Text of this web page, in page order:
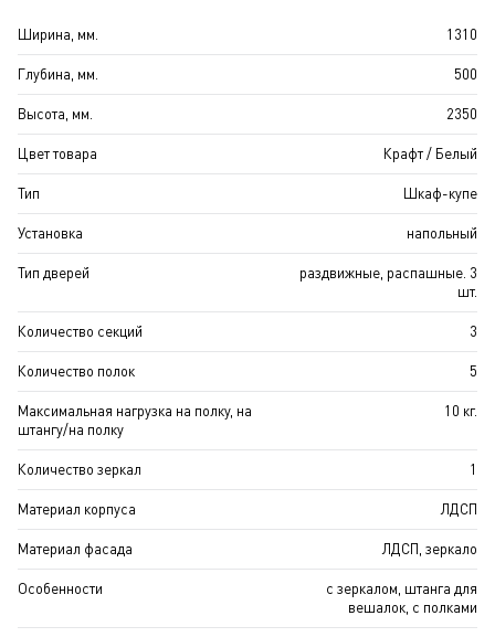
Ширина, мм. 1310
Глубина, мм. 500
Высота, мм. 2350
Цвет товара Крафт / Белый
Тип Шкаф-купе
Установка напольный
Тип дверей
раздвижные, распашные. 3
шт.
Количество секций 3
Количество полок 5
Максимальная нагрузка на полку, на
штангу/на полку
10 кг.
Количество зеркал 1
Материал корпуса ЛДСП
Материал фасада ЛДСП, зеркало
Особенности
с зеркалом, штанга для
вешалок, с полками